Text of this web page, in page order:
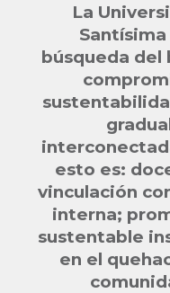
La
búsqueda del
esto es:
vinculación
interna;
sustentable
en el